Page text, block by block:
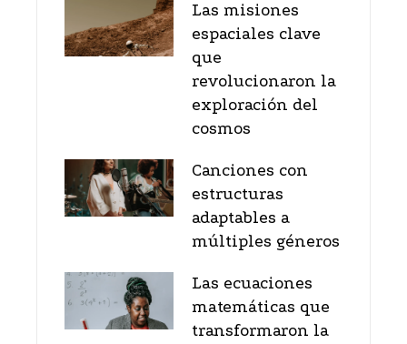
Las misiones
espaciales clave
que
revolucionaron la
exploración del
cosmos
Canciones con
estructuras
adaptables a
múltiples géneros
Las ecuaciones
matemáticas que
transformaron la